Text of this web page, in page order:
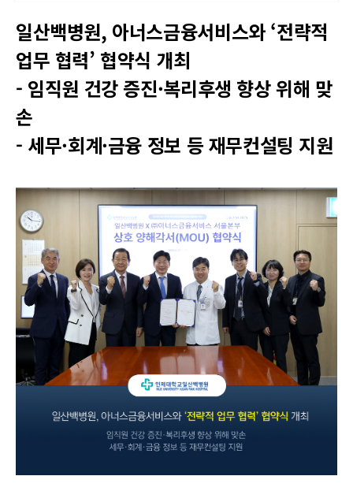
일산백병원, 아너스금융서비스와 ‘전략적
업무 협력’ 협약식 개최
- 임직원 건강 증진·복리후생 향상 위해 맞
손
- 세무·회계·금융 정보 등 재무컨설팅 지원